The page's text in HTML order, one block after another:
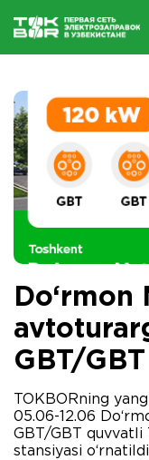
Do‘rmon
GBT/GBT
TOKBORning
05.06-12.06
GBT/GBT quvvatli
stansiyasi